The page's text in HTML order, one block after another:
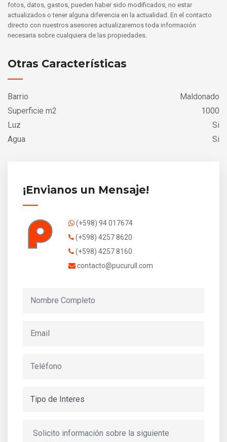
fotos, datos, gastos, pueden haber sido modificados, no estar
actualizados o tener alguna diferencia en la actualidad. En el contacto
directo con nuestros asesores actualizaremos toda información
necesaria sobre cualquiera de las propiedades.
Otras Características
Barrio
Maldonado
Superficie m2
1000
Luz
Si
Agua
Si
¡Envianos un Mensaje!
(+598) 94 017674
(+598) 4257 8620
(+598) 4257 8160
contacto@pucurull.com